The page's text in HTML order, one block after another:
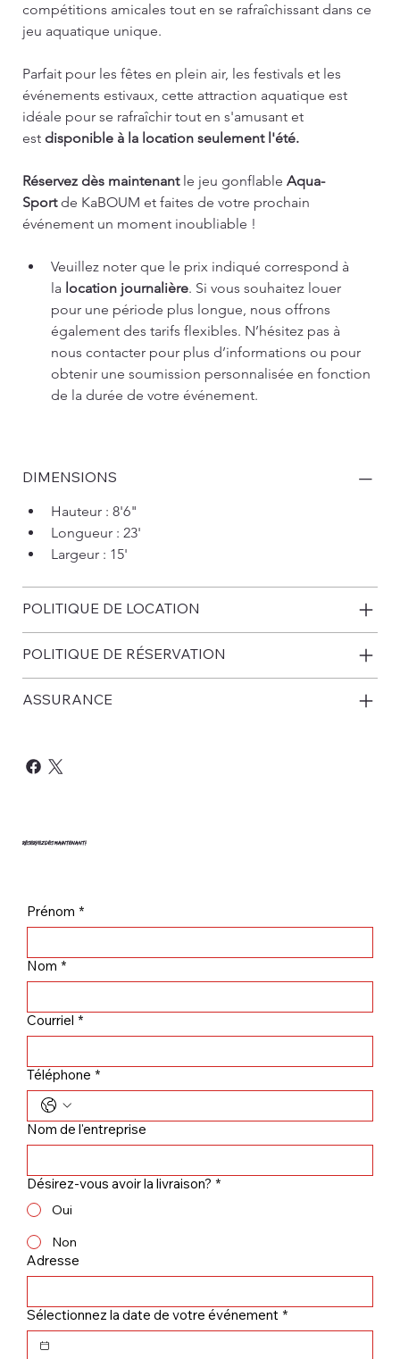
compétitions amicales tout en se rafraîchissant dans ce
jeu aquatique unique.
Parfait pour les fêtes en plein air, les festivals et les
événements estivaux, cette attraction aquatique est
idéale pour se rafraîchir tout en s'amusant et
est disponible à la location seulement l'été.
Réservez dès maintenant le jeu gonflable Aqua-
Sport de KaBOUM et faites de votre prochain
événement un moment inoubliable !
Veuillez noter que le prix indiqué correspond à
la location journalière. Si vous souhaitez louer
pour une période plus longue, nous offrons
également des tarifs flexibles. N’hésitez pas à
nous contacter pour plus d’informations ou pour
obtenir une soumission personnalisée en fonction
de la durée de votre événement.
DIMENSIONS
Hauteur : 8'6"
Longueur : 23'
Largeur : 15'
POLITIQUE DE LOCATION
POLITIQUE DE RÉSERVATION
ASSURANCE
Prénom *
Nom *
Courriel *
Téléphone *
Nom de l'entreprise
Désirez-vous avoir la livraison? *
Oui
Non
Adresse
Sélectionnez la date de votre événement *
RÉSERVEZ DÈS MAINTENANT!